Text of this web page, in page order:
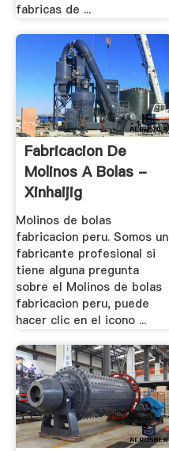
fabricas de ...
Fabricacion De
Molinos A Bolas -
Xinhaijig
Molinos de bolas
fabricacion peru. Somos un
fabricante profesional si
tiene alguna pregunta
sobre el Molinos de bolas
fabricacion peru, puede
hacer clic en el icono ...